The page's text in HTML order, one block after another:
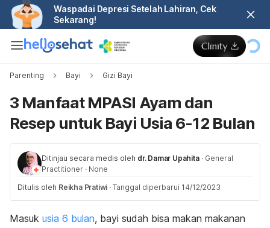
Waspadai Depresi Setelah Lahiran, Cek
Sekarang!
Parenting Bayi Gizi Bayi
3 Manfaat MPASI Ayam dan
Resep untuk Bayi Usia 6-12 Bulan
Ditinjau secara medis oleh dr. Damar Upahita · General
Practitioner · None
Ditulis oleh Reikha Pratiwi · Tanggal diperbarui 14/12/2023
Masuk usia 6 bulan, bayi sudah bisa makan makanan